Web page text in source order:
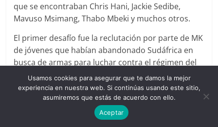
que se encontraban Chris Hani, Jackie Sedibe,
Mavuso Msimang, Thabo Mbeki y muchos otros.
El primer desafío fue la reclutación por parte de MK
de jóvenes que habían abandonado Sudáfrica en
busca de armas para luchar contra el régimen del
apartheid. Recurrieron al ANC, debido a su historia
y a sus reconocidas capacidades organizativas.
«La Unión Soviética era la
Usamos cookies para asegurar que te damos la mejor
experiencia en nuestra web. Si continúas usando este sitio,
asumiremos que estás de acuerdo con ello.
Aceptar